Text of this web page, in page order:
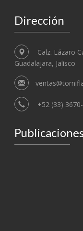
Dirección
Calz. Lázaro
Guadalajara, Jalisco
+52 (33)